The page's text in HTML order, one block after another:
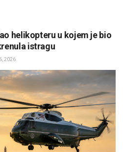
helikopteru u kojem je bio
istragu
2026